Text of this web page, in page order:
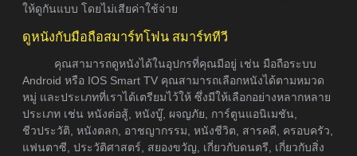
ให้ดูกันแบบ โดยไม่เสียค่าใช้จ่าย
ดูหนังกับมือถือสมาร์ทโฟน สมาร์ททีวี
คุณสามารถดูหนังได้ในอุปกรที่คุณมีอยู่ เช่น มือถือระบบ
Android หรือ IOS Smart TV คุณสามารถเลือกหนังได้ตามหมวด
หมู่ และประเภทที่เราได้เตรียมไว้ให้ ซึ่งมีให้เลือกอย่างหลากหลาย
ประเภท เช่น หนังต่อสู้, หนังบู๊, ผจญภัย, การ์ตูนแอนิเมชัน,
ชีวประวัติ, หนังตลก, อาชญากรรม, หนังชีวิต, สารคดี, ครอบครัว,
แฟนตาซี, ประวัติศาสตร์, สยองขวัญ, เกี่ยวกับดนตรี, เกี่ยวกับสิ่ง